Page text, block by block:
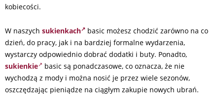
kobiecości.
W naszych sukienkach
basic możesz chodzić zarówno na co
dzień, do pracy, jak i na bardziej formalne wydarzenia,
wystarczy odpowiednio dobrać dodatki i buty. Ponadto,
sukienkie
basic są ponadczasowe, co oznacza, że nie
wychodzą z mody i można nosić je przez wiele sezonów,
oszczędzając pieniądze na ciągłym zakupie nowych ubrań.